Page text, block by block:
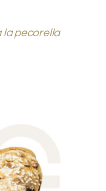
la pecorella